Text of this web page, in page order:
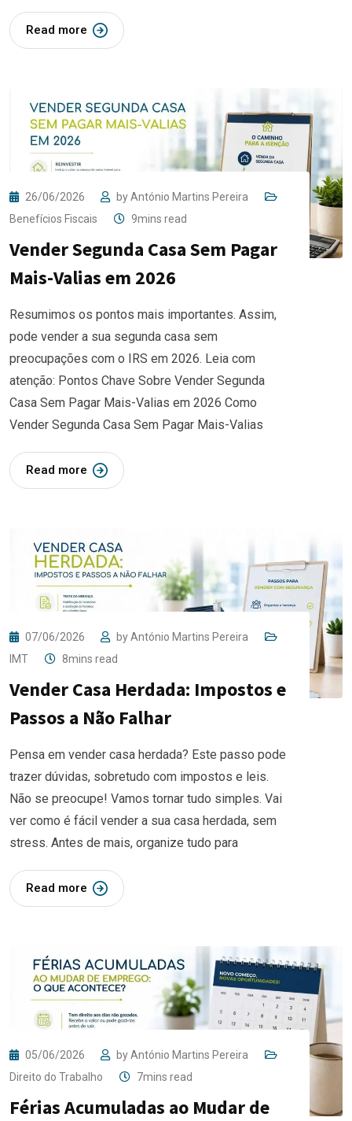
Read more
26/06/2026 byAntónio Martins Pereira
Benefícios Fiscais
9mins read
Vender Segunda Casa Sem Pagar
Mais-Valias em 2026
Resumimos os pontos mais importantes. Assim,
pode vender a sua segunda casa sem
preocupações com o IRS em 2026. Leia com
atenção: Pontos Chave Sobre Vender Segunda
Casa Sem Pagar Mais-Valias em 2026 Como
Vender Segunda Casa Sem Pagar Mais-Valias
Read more
07/06/2026 byAntónio Martins Pereira
IMT
8mins read
Vender Casa Herdada: Impostos e
Passos a Não Falhar
Pensa em vender casa herdada? Este passo pode
trazer dúvidas, sobretudo com impostos e leis.
Não se preocupe! Vamos tornar tudo simples. Vai
ver como é fácil vender a sua casa herdada, sem
stress. Antes de mais, organize tudo para
Read more
05/06/2026 byAntónio Martins Pereira
Direito do Trabalho
7mins read
Férias Acumuladas ao Mudar de